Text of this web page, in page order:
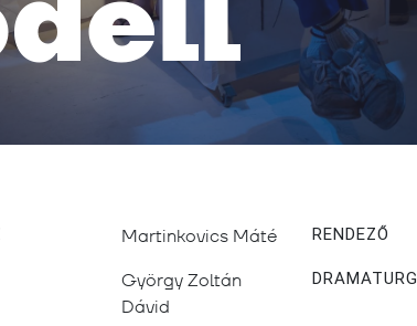
Martinkovics Máté
György Zoltán
Dávid
RENDEZŐ
DRAMATURG